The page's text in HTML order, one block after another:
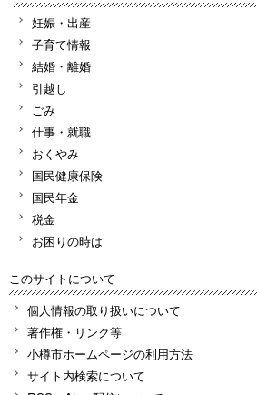
妊娠・出産
子育て情報
結婚・離婚
引越し
ごみ
仕事・就職
おくやみ
国民健康保険
国民年金
税金
お困りの時は
このサイトについて
個人情報の取り扱いについて
著作権・リンク等
小樽市ホームページの利用方法
サイト内検索について